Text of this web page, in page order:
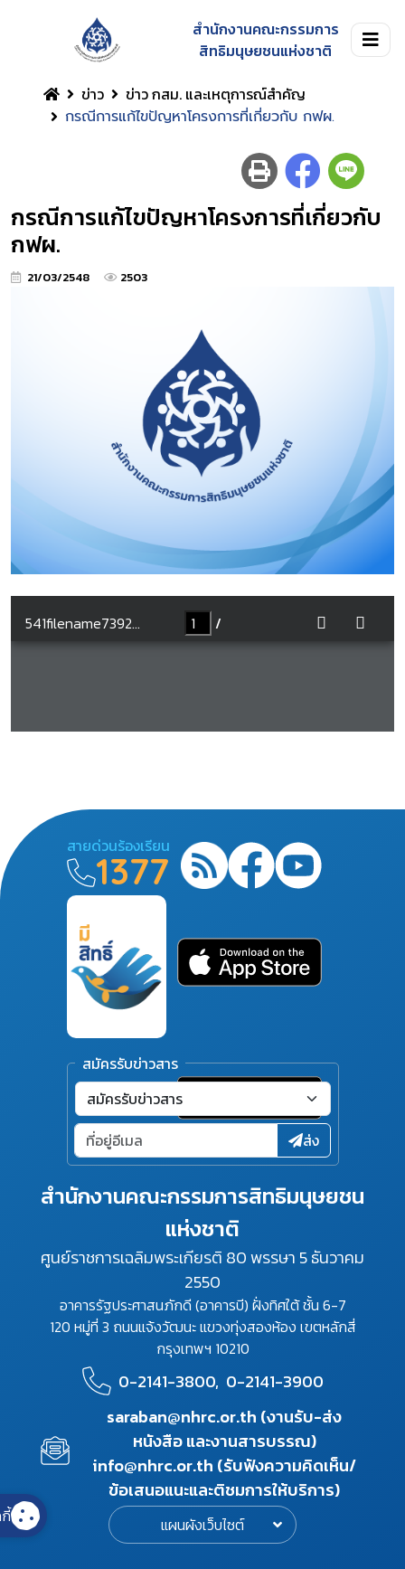
สำนักงานคณะกรรมการ
สิทธิมนุษยชนแห่งชาติ
ข่าว
ข่าว กสม. และเหตุการณ์สำคัญ
กรณีการแก้ไขปัญหาโครงการที่เกี่ยวกับ กฟผ.
กรณีการแก้ไขปัญหาโครงการที่เกี่ยวกับ
กฟผ.
21/03/2548 2503
สำนักงานคณะกรรมการสิทธิมนุษยชน
แห่งชาติ
ศูนย์ราชการเฉลิมพระเกียรติ 80 พรรษา 5 ธันวาคม
2550
อาคารรัฐประศาสนภักดี (อาคารบี) ฝั่งทิศใต้ ชั้น 6-7
120 หมู่ที่ 3 ถนนแจ้งวัฒนะ แขวงทุ่งสองห้อง เขตหลักสี่
กรุงเทพฯ 10210
0-2141-3800, 0-2141-3900
saraban@nhrc.or.th (งานรับ-ส่ง
หนังสือ และงานสารบรรณ)
info@nhrc.or.th (รับฟังความคิดเห็น/
ข้อเสนอแนะและติชมการให้บริการ)
แผนผังเว็บไซต์
สายด่วนร้องเรียน
1377
สมัครรับข่าวสาร
ส่ง